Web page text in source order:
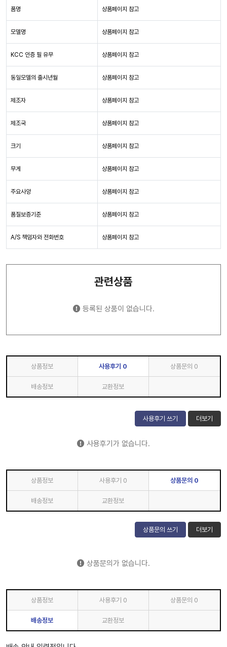
품명 상품페이지 참고
모델명 상품페이지 참고
KCC 인증 필 유무 상품페이지 참고
동일모델의 출시년월 상품페이지 참고
제조자 상품페이지 참고
제조국 상품페이지 참고
크기 상품페이지 참고
무게 상품페이지 참고
주요사양 상품페이지 참고
품질보증기준 상품페이지 참고
A/S 책임자와 전화번호 상품페이지 참고
관련상품
등록된 상품이 없습니다.
상품정보 사용후기 0 상품문의 0
배송정보 교환정보
사용후기 쓰기 더보기
사용후기가 없습니다.
상품정보 사용후기 0 상품문의 0
배송정보 교환정보
상품문의 쓰기 더보기
상품문의가 없습니다.
상품정보 사용후기 0 상품문의 0
배송정보 교환정보